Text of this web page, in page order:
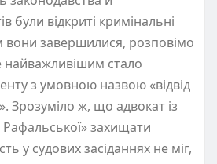
були відкриті кримінальні
завершилися, розповімо
найважливішим стало
з умовною назвою «відвід
Зрозуміло ж, що адвокат із
Рафальської» захищати
у судових засіданнях не міг,